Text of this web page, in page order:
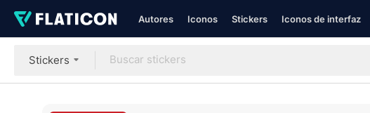
Autores Iconos Stickers Iconos de interfaz
Stickers